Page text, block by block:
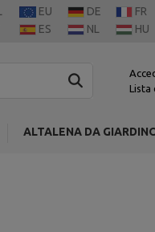
EU DE FR
ES NL HU
Lista
ALTALENA DA